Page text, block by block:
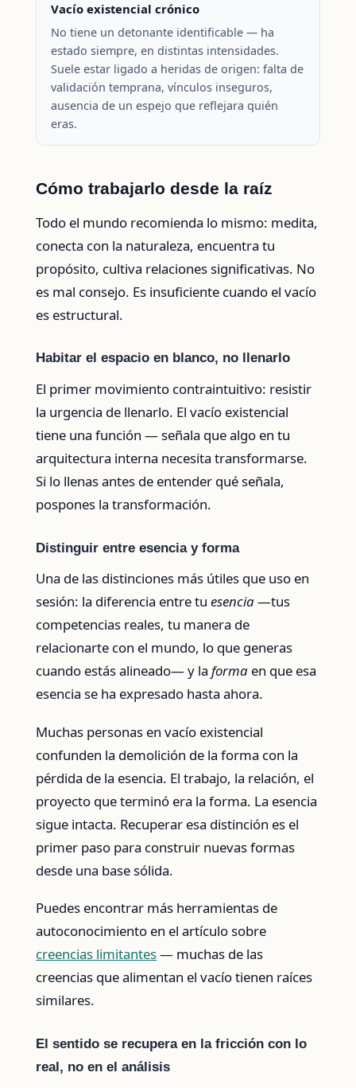
Vacío existencial crónico
No tiene un detonante identificable — ha
estado siempre, en distintas intensidades.
Suele estar ligado a heridas de origen: falta de
validación temprana, vínculos inseguros,
ausencia de un espejo que reflejara quién
eras.
Cómo trabajarlo desde la raíz
Todo el mundo recomienda lo mismo: medita,
conecta con la naturaleza, encuentra tu
propósito, cultiva relaciones significativas. No
es mal consejo. Es insuficiente cuando el vacío
es estructural.
Habitar el espacio en blanco, no llenarlo
El primer movimiento contraintuitivo: resistir
la urgencia de llenarlo. El vacío existencial
tiene una función — señala que algo en tu
arquitectura interna necesita transformarse.
Si lo llenas antes de entender qué señala,
pospones la transformación.
Distinguir entre esencia y forma
Una de las distinciones más útiles que uso en
sesión: la diferencia entre tuesencia—tus
competencias reales, tu manera de
relacionarte con el mundo, lo que generas
cuando estás alineado— y laforma en que esa
esencia se ha expresado hasta ahora.
Muchas personas en vacío existencial
confunden la demolición de la forma con la
pérdida de la esencia. El trabajo, la relación, el
proyecto que terminó era la forma. La esencia
sigue intacta. Recuperar esa distinción es el
primer paso para construir nuevas formas
desde una base sólida.
Puedes encontrar más herramientas de
autoconocimiento en el artículo sobre
creencias limitantes— muchas de las
creencias que alimentan el vacío tienen raíces
similares.
El sentido se recupera en la fricción con lo
real, no en el análisis